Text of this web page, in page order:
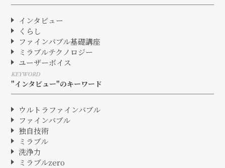
インタビュー
くらし
ファインバブル基礎講座
ミラブルテクノロジー
ユーザーボイス
KEYWORD
"インタビュー"のキーワード
ウルトラファインバブル
ファインバブル
独自技術
ミラブル
洗浄力
ミラブルzero